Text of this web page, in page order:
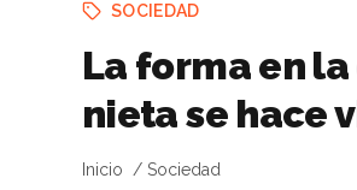
SOCIEDAD
La forma en
nieta se hace
Inicio Sociedad